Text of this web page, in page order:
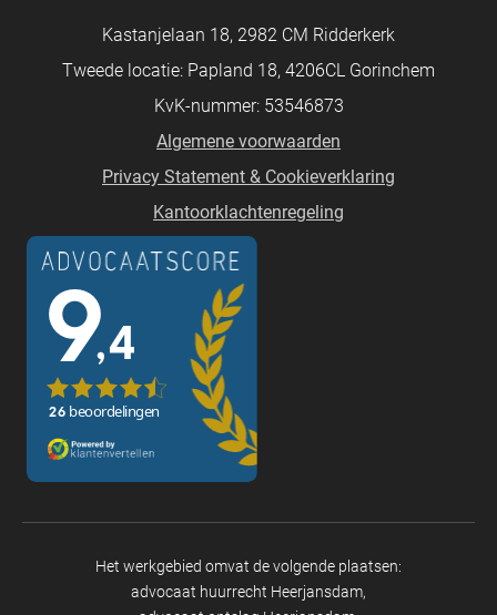
Kastanjelaan 18, 2982 CM Ridderkerk
Tweede locatie: Papland 18, 4206CL Gorinchem
KvK-nummer: 53546873
Algemene voorwaarden
Privacy Statement & Cookieverklaring
Kantoorklachtenregeling
Het werkgebied omvat de volgende plaatsen:
advocaat huurrecht Heerjansdam